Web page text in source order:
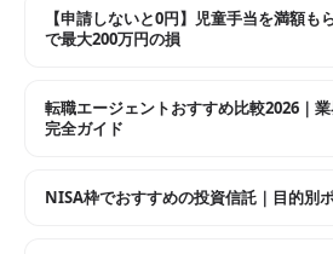
【申請しないと0円】児童手当を満額も
で最大200万円の損
転職エージェントおすすめ比較2026｜
完全ガイド
NISA枠でおすすめの投資信託｜目的別